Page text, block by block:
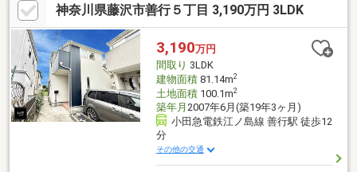
神奈川県藤沢市善行５丁目 3,190万円 3LDK
3,190万円
間取り 3LDK
建物面積81.14m2
土地面積100.1m2
築年月 2007年6月(築19年3ヶ月)
小田急電鉄江ノ島線 善行駅 徒歩12
分
その他の交通